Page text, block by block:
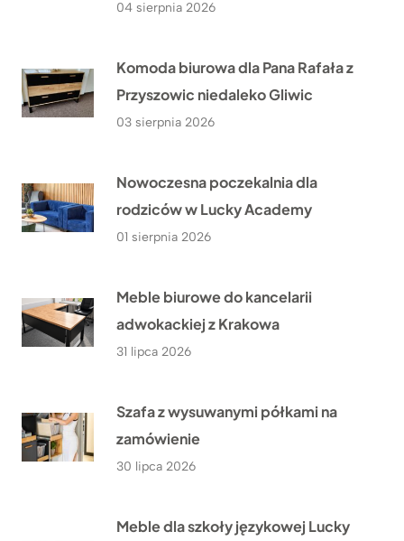
04 sierpnia 2026
Komoda biurowa dla Pana Rafała z
Przyszowic niedaleko Gliwic
03 sierpnia 2026
Nowoczesna poczekalnia dla
rodziców w Lucky Academy
01 sierpnia 2026
Meble biurowe do kancelarii
adwokackiej z Krakowa
31 lipca 2026
Szafa z wysuwanymi półkami na
zamówienie
30 lipca 2026
Meble dla szkoły językowej Lucky